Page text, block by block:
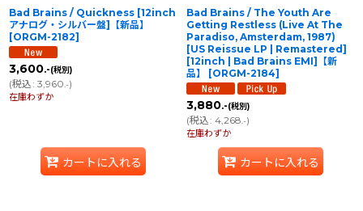
Bad Brains / Quickness [12inch
アナログ・シルバー盤]【新品】
[ORGM-2182]
3,600.-(税別)
(税込: 3,960.-)
在庫わずか
カートに入れる
Bad Brains / The Youth Are
Getting Restless (Live At The
Paradiso, Amsterdam, 1987)
[US Reissue LP | Remastered]
[12inch | Bad Brains EMI]【新
品】
[ORGM-2184]
3,880.-(税別)
(税込: 4,268.-)
在庫わずか
カートに入れる